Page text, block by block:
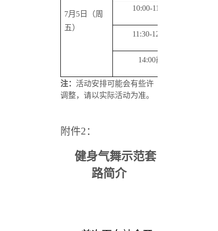
7月5日（周
五）
10:00-11:00
11:30-12:00
14:00前
注： 活动安排可能会有些许
调整，请以实际活动为准。
附件2：
健身气舞示范套
路简介